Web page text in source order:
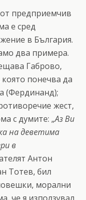
предприемчив
е сред
в България.
два примера.
Габрово,
понечва да
(Фердинанд);
жест,
с думите: „Аз Ви
на деветима
в
Антон
Тотев, бил
морални